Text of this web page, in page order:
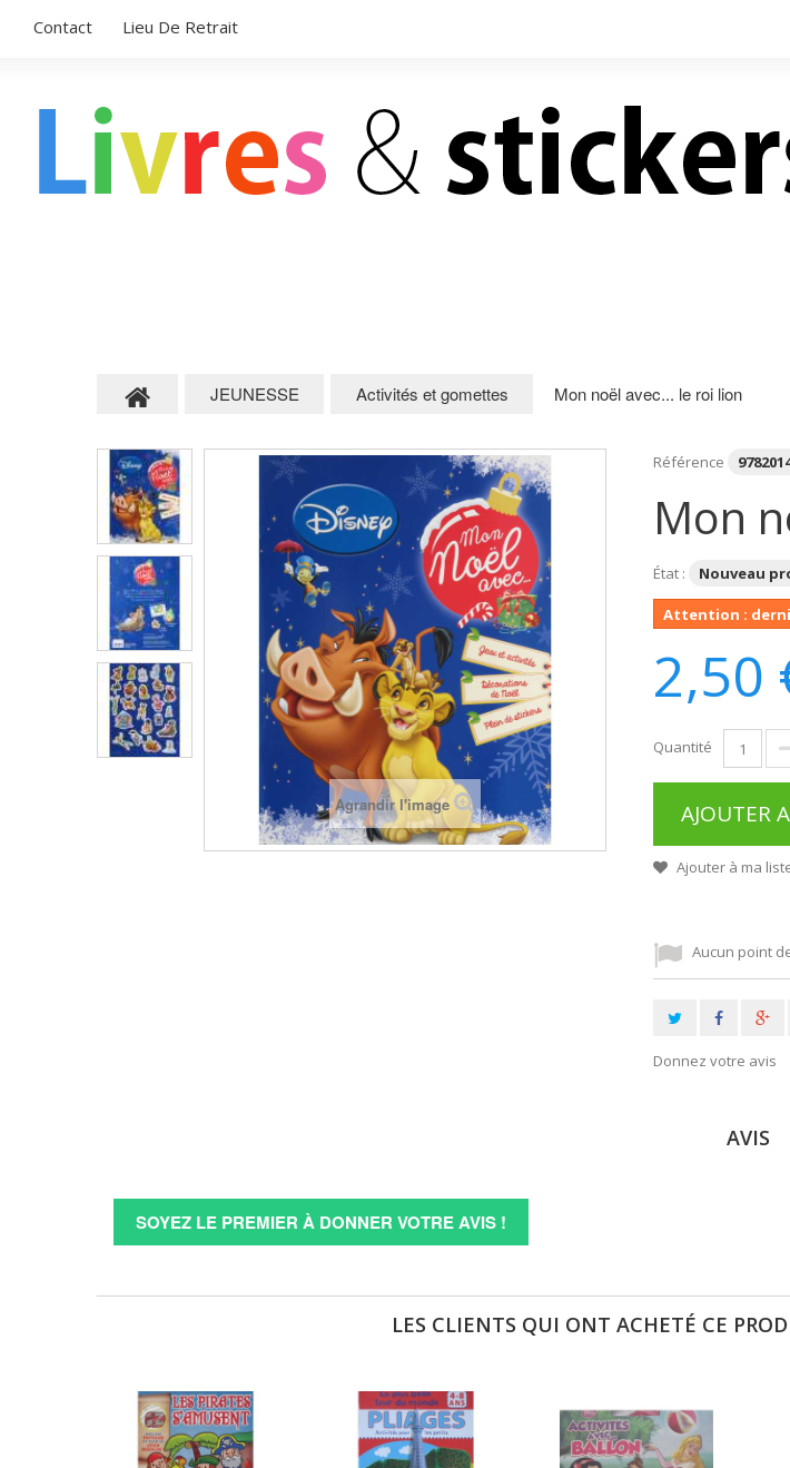
Contact Lieu De Retrait
JEUNESSE Activités et gomettes Mon noël avec... le roi lion
Agrandir l'image
Référence
Mon
État : Nouveau
Attention :
2,50
Quantité
AJOUTER
Ajouter à ma
Aucun point
Donnez votre avis
AVIS
SOYEZ LE PREMIER À DONNER VOTRE AVIS !
LES CLIENTS QUI ONT ACHETÉ CE